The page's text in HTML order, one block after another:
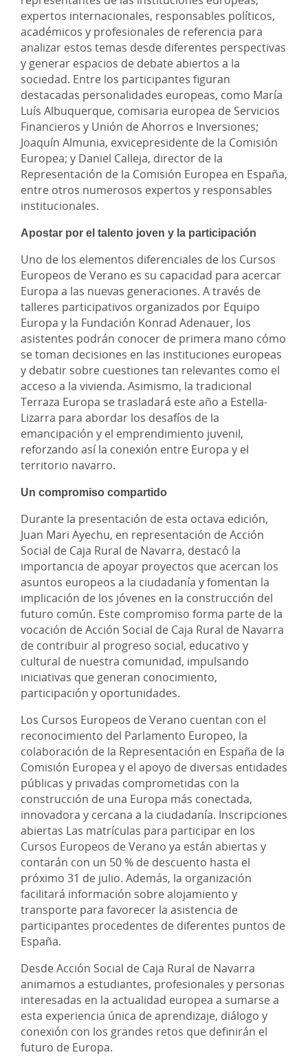
expertos internacionales, responsables políticos,
académicos y profesionales de referencia para
analizar estos temas desde diferentes perspectivas
y generar espacios de debate abiertos a la
sociedad. Entre los participantes figuran
destacadas personalidades europeas, como María
Luís Albuquerque, comisaria europea de Servicios
Financieros y Unión de Ahorros e Inversiones;
Joaquín Almunia, exvicepresidente de la Comisión
Europea; y Daniel Calleja, director de la
Representación de la Comisión Europea en España,
entre otros numerosos expertos y responsables
institucionales.
Apostar por el talento joven y la participación
Uno de los elementos diferenciales de los Cursos
Europeos de Verano es su capacidad para acercar
Europa a las nuevas generaciones. A través de
talleres participativos organizados por Equipo
Europa y la Fundación Konrad Adenauer, los
asistentes podrán conocer de primera mano cómo
se toman decisiones en las instituciones europeas
y debatir sobre cuestiones tan relevantes como el
acceso a la vivienda. Asimismo, la tradicional
Terraza Europa se trasladará este año a Estella-
Lizarra para abordar los desafíos de la
emancipación y el emprendimiento juvenil,
reforzando así la conexión entre Europa y el
territorio navarro.
Un compromiso compartido
Durante la presentación de esta octava edición,
Juan Mari Ayechu, en representación de Acción
Social de Caja Rural de Navarra, destacó la
importancia de apoyar proyectos que acercan los
asuntos europeos a la ciudadanía y fomentan la
implicación de los jóvenes en la construcción del
futuro común. Este compromiso forma parte de la
vocación de Acción Social de Caja Rural de Navarra
de contribuir al progreso social, educativo y
cultural de nuestra comunidad, impulsando
iniciativas que generan conocimiento,
participación y oportunidades.
Los Cursos Europeos de Verano cuentan con el
reconocimiento del Parlamento Europeo, la
colaboración de la Representación en España de la
Comisión Europea y el apoyo de diversas entidades
públicas y privadas comprometidas con la
construcción de una Europa más conectada,
innovadora y cercana a la ciudadanía. Inscripciones
abiertas Las matrículas para participar en los
Cursos Europeos de Verano ya están abiertas y
contarán con un 50 % de descuento hasta el
próximo 31 de julio. Además, la organización
facilitará información sobre alojamiento y
transporte para favorecer la asistencia de
participantes procedentes de diferentes puntos de
España.
Desde Acción Social de Caja Rural de Navarra
animamos a estudiantes, profesionales y personas
interesadas en la actualidad europea a sumarse a
esta experiencia única de aprendizaje, diálogo y
conexión con los grandes retos que definirán el
futuro de Europa.